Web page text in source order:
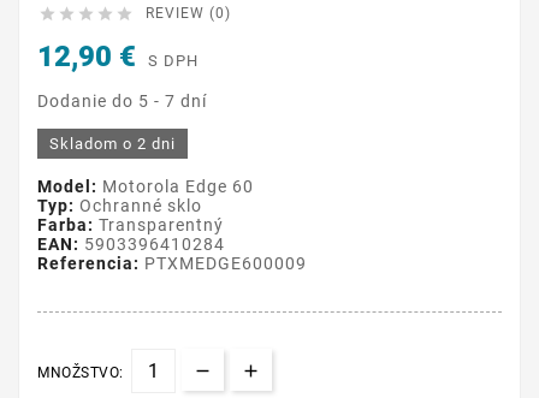
     REVIEW (0)
12,90 € S DPH
Dodanie do 5 - 7 dní
Skladom o 2 dni
Model: Motorola Edge 60
Typ: Ochranné sklo
Farba: Transparentný
EAN: 5903396410284
Referencia: PTXMEDGE600009
MNOŽSTVO: